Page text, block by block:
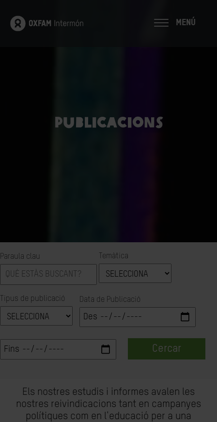
MENÚ
Publicacions
Paraula clau Temàtica
Tipus de publicació Data de Publicació
Cercar
Els nostres estudis i informes avalen les
nostres reivindicacions tant en campanyes
polítiques com en l'educació per a una